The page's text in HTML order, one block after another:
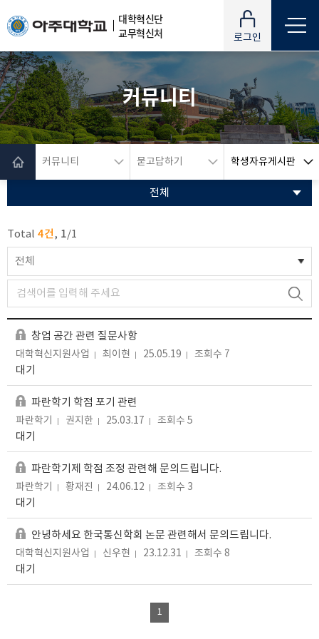
대학혁신단
교무혁신처
로그인
커뮤니티
커뮤니티 묻고답하기 학생자유게시판
전체
Total 4건, 1/1
전체
창업 공간 관련 질문사항
대학혁신지원사업 최이현 25.05.19 조회수 7
대기
파란학기 학점 포기 관련
파란학기 권지한 25.03.17 조회수 5
대기
파란학기제 학점 조정 관련해 문의드립니다.
파란학기 황재진 24.06.12 조회수 3
대기
안녕하세요 한국통신학회 논문 관련해서 문의드립니다.
대학혁신지원사업 신우현 23.12.31 조회수 8
대기
1